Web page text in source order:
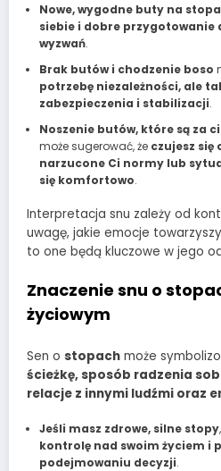
Nowe, wygodne buty na
siebie i dobre przygotowanie
wyzwań.
Brak butów i chodzenie boso
potrzebę niezależności, ale
zabezpieczenia i stabilizacji.
Noszenie butów, które są za
może sugerować, że czujesz się
narzucone Ci normy lub
się komfortowo.
Interpretacja snu zależy od
uwagę, jakie emocje
to one będą kluczowe w jego
Znaczenie snu o
życiowym
Sen o stopach może
ścieżkę, sposób radzenia
relacje z innymi ludźmi oraz
Jeśli masz zdrowe, silne stopy
kontrolę nad swoim życiem i
podejmowaniu decyzji.